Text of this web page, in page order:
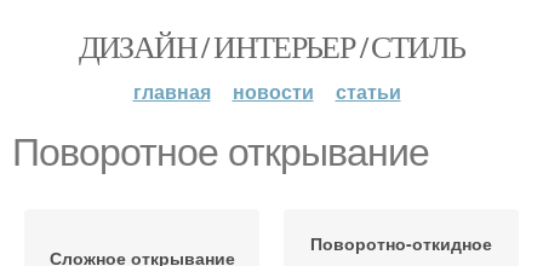
ДИЗАЙН / ИНТЕРЬЕР / СТИЛЬ
главная новости статьи
Поворотное открывание
Сложное открывание
Поворотно-откидное